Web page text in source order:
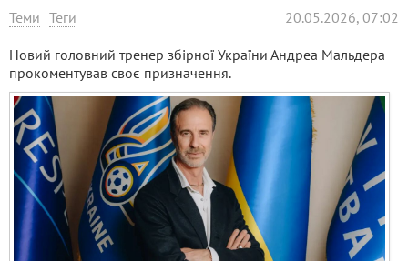
Теми Теги 20.05.2026, 07:02
Новий головний тренер збірної України Андреа Мальдера
прокоментував своє призначення.